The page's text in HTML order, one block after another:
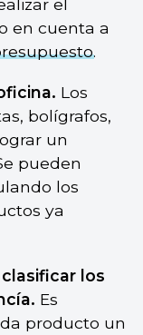
el
en cuenta a
.
Los
bolígrafos,
un
pueden
los
ya
los
Es
producto un